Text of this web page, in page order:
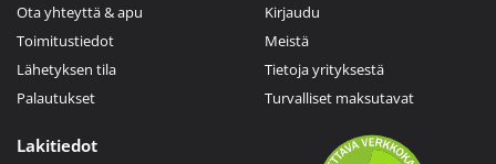
Ota yhteyttä & apu
Toimitustiedot
Lähetyksen tila
Palautukset
Kirjaudu
Meistä
Tietoja yrityksestä
Turvalliset maksutavat
Lakitiedot